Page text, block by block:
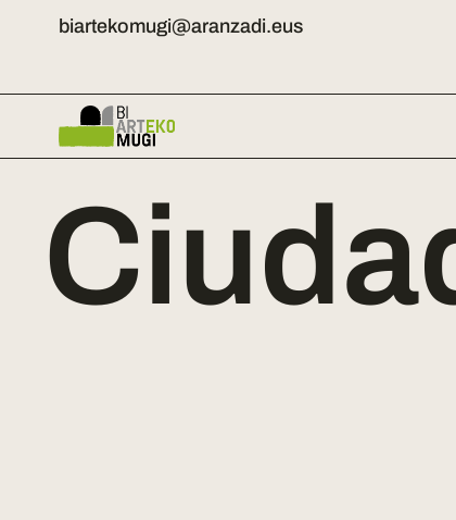
biartekomugi@aranzadi.eus